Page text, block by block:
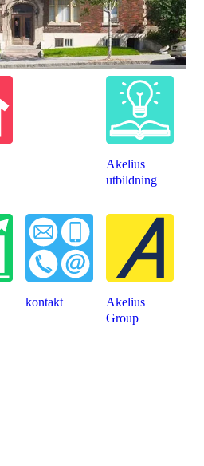
Akelius
utbildning
kontakt
Akelius
Group